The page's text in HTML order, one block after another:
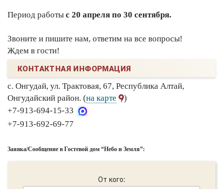
Период работы с 20 апреля по 30 сентября.
Звоните и пишите нам, ответим на все вопросы!
Ждем в гости!
КОНТАКТНАЯ ИНФОРМАЦИЯ
с. Онгудай, ул. Трактовая, 67, Республика Алтай,
Онгудайский район. (на карте
)
+7-913-694-15-33
+7-913-692-69-77
Заявка/Сообщение в Гостевой дом “Небо и Земля”:
От кого: